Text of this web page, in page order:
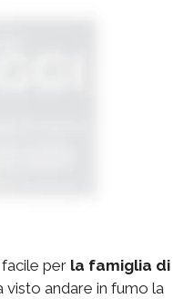
facile per la famiglia di
visto andare in fumo la